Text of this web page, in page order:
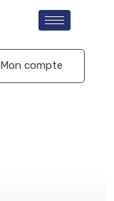
Mon compte